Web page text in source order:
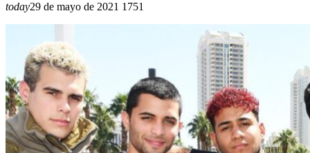
today29 de mayo de 2021 1751